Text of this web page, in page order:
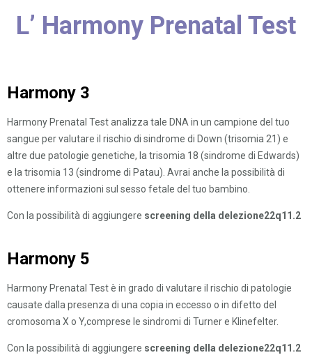
L’ Harmony Prenatal Test
Harmony 3
Harmony Prenatal Test analizza tale DNA in un campione del tuo
sangue per valutare il rischio di sindrome di Down (trisomia 21) e
altre due patologie genetiche, la trisomia 18 (sindrome di Edwards)
e la trisomia 13 (sindrome di Patau). Avrai anche la possibilità di
ottenere informazioni sul sesso fetale del tuo bambino.
Con la possibilità di aggiungere screening della delezione22q11.2
Harmony 5
Harmony Prenatal Test è in grado di valutare il rischio di patologie
causate dalla presenza di una copia in eccesso o in difetto del
cromosoma X o Y,comprese le sindromi di Turner e Klinefelter.
Con la possibilità di aggiungere screening della delezione22q11.2